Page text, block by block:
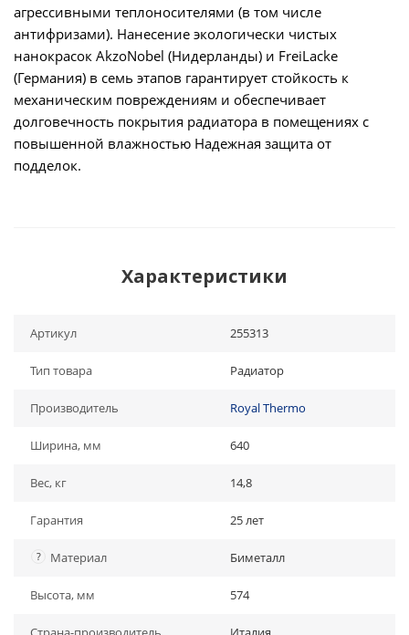
агрессивными теплоносителями (в том числе
антифризами). Нанесение экологически чистых
нанокрасок AkzoNobel (Нидерланды) и FreiLacke
(Германия) в семь этапов гарантирует стойкость к
механическим повреждениям и обеспечивает
долговечность покрытия радиатора в помещениях с
повышенной влажностью Надежная защита от
подделок.
Характеристики
Артикул 255313
Тип товара Радиатор
Производитель Royal Thermo
Ширина, мм 640
Вес, кг 14,8
Гарантия 25 лет
? Материал Биметалл
Высота, мм 574